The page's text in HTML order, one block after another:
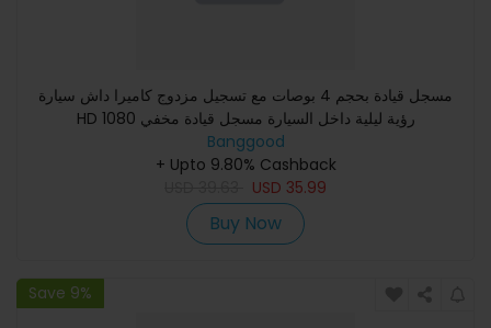
مسجل قيادة بحجم 4 بوصات مع تسجيل مزدوج كاميرا داش سيارة
HD 1080 رؤية ليلية داخل السيارة مسجل قيادة مخفي
Banggood
+ Upto 9.80% Cashback
USD 35.99
Buy Now
Save 9%